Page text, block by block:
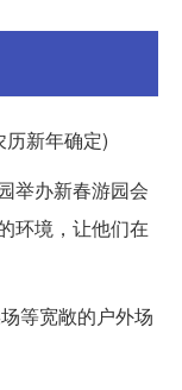
新年确定)
举办新春游园会
环境，让他们在
等宽敞的户外场